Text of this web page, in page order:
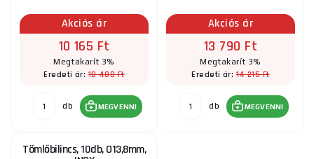
Akciós ár
10 165 Ft
Megtakarít 3%
Eredeti ár:10 480 Ft
db MEGVENNI
Akciós ár
13 790 Ft
Megtakarít 3%
Eredeti ár:14 215 Ft
db MEGVENNI
Tömlőbilincs, 10db, O13,8mm,